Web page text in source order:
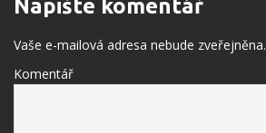
Napište komentář
Vaše e-mailová adresa nebude zveřejněna.
Komentář